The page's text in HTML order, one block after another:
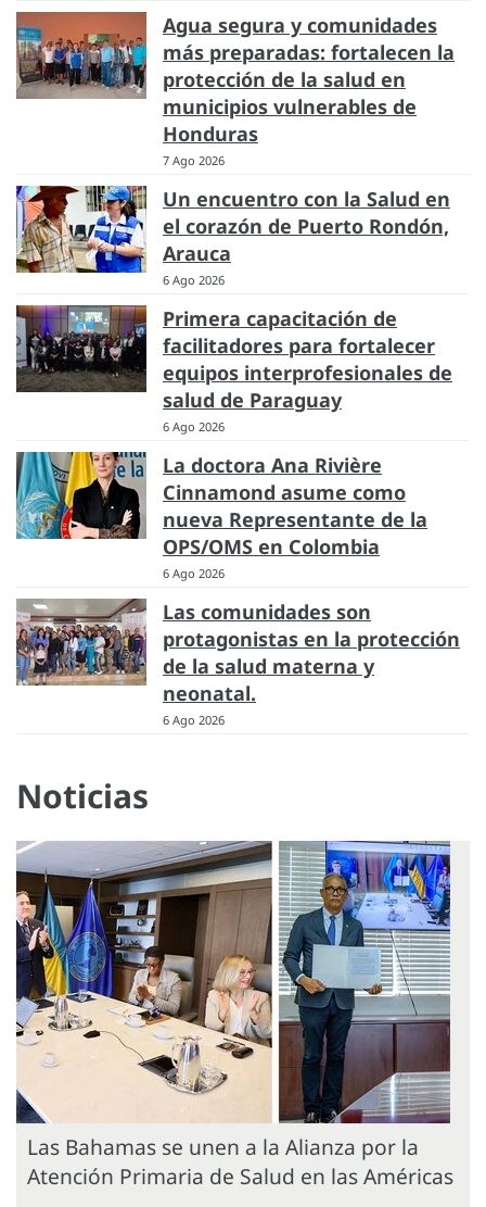
Agua segura y comunidades
más preparadas: fortalecen la
protección de la salud en
municipios vulnerables de
Honduras
7 Ago 2026
Un encuentro con la Salud en
el corazón de Puerto Rondón,
Arauca
6 Ago 2026
Primera capacitación de
facilitadores para fortalecer
equipos interprofesionales de
salud de Paraguay
6 Ago 2026
La doctora Ana Rivière
Cinnamond asume como
nueva Representante de la
OPS/OMS en Colombia
6 Ago 2026
Las comunidades son
protagonistas en la protección
de la salud materna y
neonatal.
6 Ago 2026
Noticias
Las Bahamas se unen a la Alianza por la
Atención Primaria de Salud en las Américas